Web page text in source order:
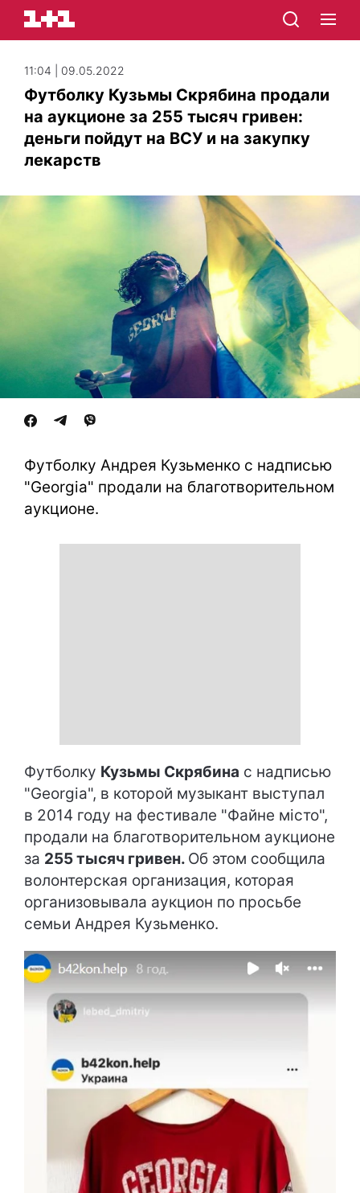
11:04 | 09.05.2022
Футболку Кузьмы Скрябина продали
на аукционе за 255 тысяч гривен:
деньги пойдут на ВСУ и на закупку
лекарств
Футболку Андрея Кузьменко с надписью
"Georgia" продали на благотворительном
аукционе.
Футболку Кузьмы Скрябина с надписью
"Georgia", в которой музыкант выступал
в 2014 году на фестивале "Файне місто",
продали на благотворительном аукционе
за 255 тысяч гривен. Об этом сообщила
волонтерская организация, которая
организовывала аукцион по просьбе
семьи Андрея Кузьменко.